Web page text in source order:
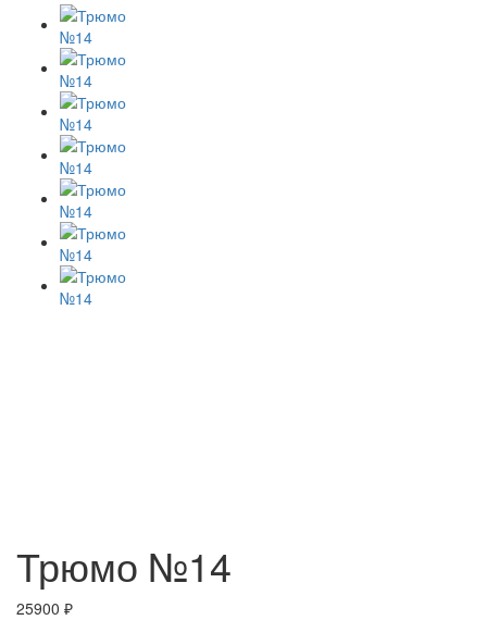
Трюмо №14
25900 ₽